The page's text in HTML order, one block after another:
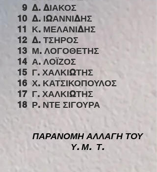
9
10
11
12
13
14
15
16
17
18
Δ. ΔΙΑΚΟΣ
Δ. ΙΩΑΝΝΙΔΗΣ
Κ. ΜΕΛΑΝΙΔΗΣ
Δ. ΤΣΗΡΟΣ
Μ. ΛΟΓΟΘΕΤΗΣ
Α. ΛΟΪΖΟΣ
Γ. ΧΑΛΚΙΩΤΗΣ
Χ. ΚΑΤΣΙΚΟΠΟΥΛΟΣ
Γ. ΧΑΛΚΙΩΤΗΣ
Ρ. ΝΤΕ ΣΙΓΟΥΡΑ
ΠΑΡΑΝΟΜΗ ΑΛΛΑΓΗ ΤΟΥ
Υ. Μ. Τ.